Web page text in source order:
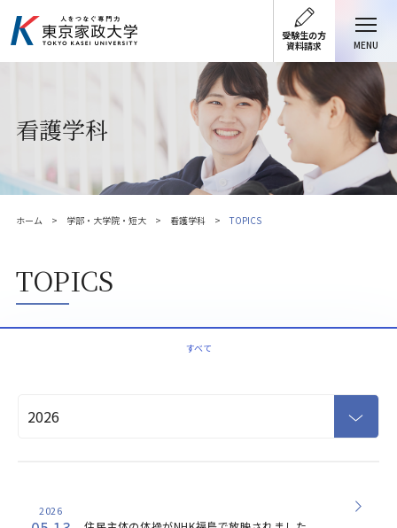
受験生の方
資料請求
MENU
看護学科
ホーム 学部・大学院・短大 看護学科 TOPICS
TOPICS
すべて
2026